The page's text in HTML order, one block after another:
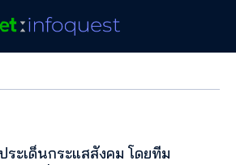
ระเด็นกระแสสังคม โดยทีม